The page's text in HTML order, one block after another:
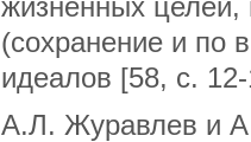
жизненных целей,
(сохранение и по
идеалов [58, с.
А.Л. Журавлев и